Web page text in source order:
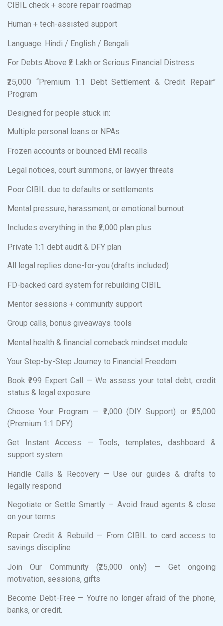
CIBIL check + score repair roadmap
Human + tech-assisted support
Language: Hindi / English / Bengali
For Debts Above ₹2 Lakh or Serious Financial Distress
₹25,000 “Premium 1:1 Debt Settlement & Credit Repair”
Program
Designed for people stuck in:
Multiple personal loans or NPAs
Frozen accounts or bounced EMI recalls
Legal notices, court summons, or lawyer threats
Poor CIBIL due to defaults or settlements
Mental pressure, harassment, or emotional burnout
Includes everything in the ₹2,000 plan plus:
Private 1:1 debt audit & DFY plan
All legal replies done-for-you (drafts included)
FD-backed card system for rebuilding CIBIL
Mentor sessions + community support
Group calls, bonus giveaways, tools
Mental health & financial comeback mindset module
Your Step-by-Step Journey to Financial Freedom
Book ₹299 Expert Call — We assess your total debt, credit
status & legal exposure
Choose Your Program — ₹2,000 (DIY Support) or ₹25,000
(Premium 1:1 DFY)
Get Instant Access — Tools, templates, dashboard &
support system
Handle Calls & Recovery — Use our guides & drafts to
legally respond
Negotiate or Settle Smartly — Avoid fraud agents & close
on your terms
Repair Credit & Rebuild — From CIBIL to card access to
savings discipline
Join Our Community (₹25,000 only) — Get ongoing
motivation, sessions, gifts
Become Debt-Free — You’re no longer afraid of the phone,
banks, or credit.